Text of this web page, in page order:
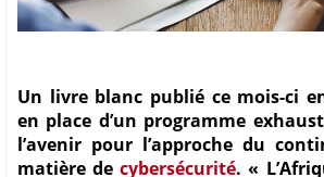
Un livre blanc publié ce mois-ci
en place d’un programme
l’avenir pour l’approche du
matière decybersécurité. «